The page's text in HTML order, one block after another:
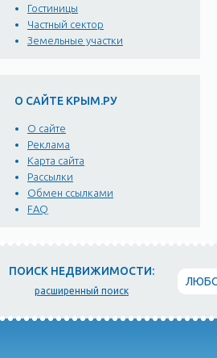
Гостиницы
Частный сектор
Земельные участки
О САЙТЕ КРЫМ.РУ
О сайте
Реклама
Карта сайта
Рассылки
Обмен ссылками
FAQ
ПОИСК НЕДВИЖИМОСТИ:
расширенный поиск